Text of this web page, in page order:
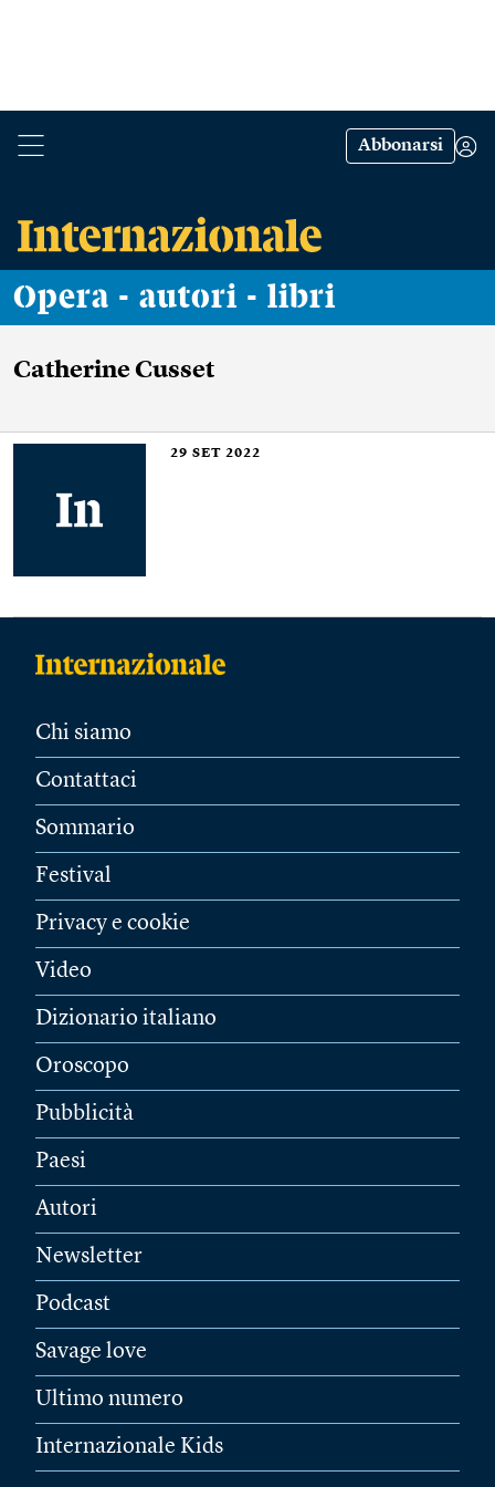
Abbonarsi
Opera - autori - libri
Catherine Cusset
29 SET 2022
Chi siamo
Contattaci
Sommario
Festival
Privacy e cookie
Video
Dizionario italiano
Oroscopo
Pubblicità
Paesi
Autori
Newsletter
Podcast
Savage love
Ultimo numero
Internazionale Kids